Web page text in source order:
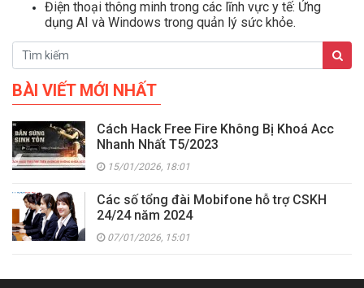
Điện thoại thông minh trong các lĩnh vực y tế: Ứng
dụng AI và Windows trong quản lý sức khỏe.
BÀI VIẾT MỚI NHẤT
Cách Hack Free Fire Không Bị Khoá Acc
Nhanh Nhất T5/2023
15/01/2026, 18:01
Các số tổng đài Mobifone hỗ trợ CSKH
24/24 năm 2024
07/01/2026, 15:01